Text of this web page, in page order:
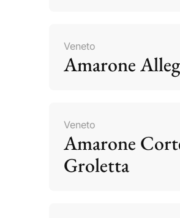
Veneto
Amarone
Veneto
Amarone
Groletta